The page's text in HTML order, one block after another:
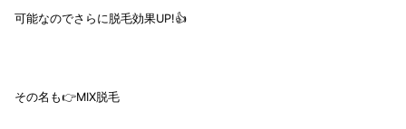
可能なのでさらに脱毛効果UP!👍
その名も👉MIX脱毛